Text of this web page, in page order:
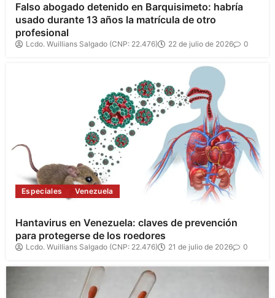
Falso abogado detenido en Barquisimeto: habría
usado durante 13 años la matrícula de otro
profesional
Lcdo. Wuillians Salgado (CNP: 22.476) 22 de julio de 2026 0
Especiales Venezuela
Hantavirus en Venezuela: claves de prevención
para protegerse de los roedores
Lcdo. Wuillians Salgado (CNP: 22.476) 21 de julio de 2026 0